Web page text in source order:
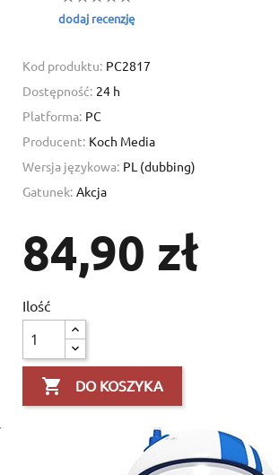
dodaj recenzję
Kod produktu: PC2817
Dostępność: 24 h
Platforma: PC
Producent: Koch Media
Wersja językowa: PL (dubbing)
Gatunek: Akcja
84,90 zł
Ilość
 DO KOSZYKA